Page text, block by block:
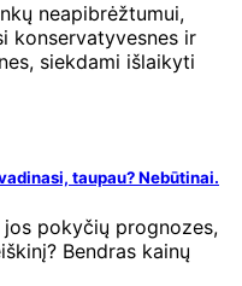
neapibrėžtumui,
konservatyvesnes ir
siekdami išlaikyti
taupau? Nebūtinai.
pokyčių prognozes,
Bendras kainų